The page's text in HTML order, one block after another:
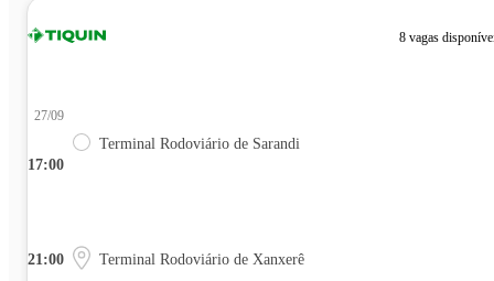
8 vagas
17:00
27/09
Terminal Rodoviário de Sarandi
21:00 Terminal Rodoviário de Xanxerê